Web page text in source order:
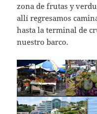
zona de frutas y
allí regresamos
hasta la terminal de
nuestro barco.